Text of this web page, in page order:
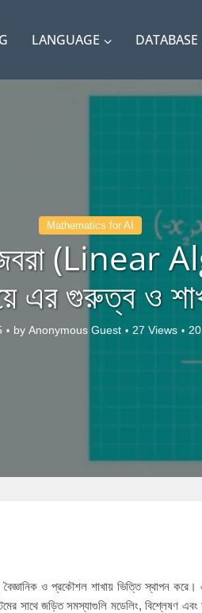
LANGUAGE DATABASE
Mathematics for AI
(Linear
এর গুরুত্ব ও
by Anonymous Guest 27 Views
ও প্রকৌশল শাখায় ভিত্তি স্থাপন
সাথে জড়িত সমস্যাগুলি মডেলিং, বিশ্লেষণ এবং